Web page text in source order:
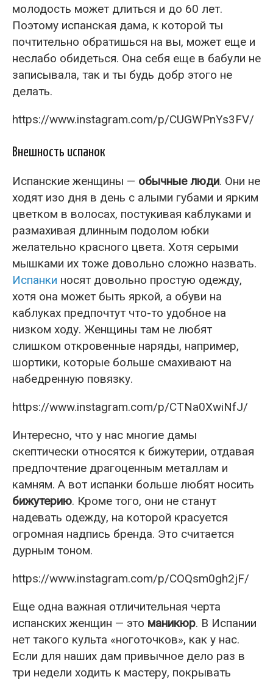
молодость может длиться и до 60 лет.
Поэтому испанская дама, к которой ты
почтительно обратишься на вы, может еще и
неслабо обидеться. Она себя еще в бабули не
записывала, так и ты будь добр этого не
делать.
https://www.instagram.com/p/CUGWPnYs3FV/
Внешность испанок
Испанские женщины — обычные люди. Они не
ходят изо дня в день с алыми губами и ярким
цветком в волосах, постукивая каблуками и
размахивая длинным подолом юбки
желательно красного цвета. Хотя серыми
мышками их тоже довольно сложно назвать.
Испанки носят довольно простую одежду,
хотя она может быть яркой, а обуви на
каблуках предпочтут что-то удобное на
низком ходу. Женщины там не любят
слишком откровенные наряды, например,
шортики, которые больше смахивают на
набедренную повязку.
https://www.instagram.com/p/CTNa0XwiNfJ/
Интересно, что у нас многие дамы
скептически относятся к бижутерии, отдавая
предпочтение драгоценным металлам и
камням. А вот испанки больше любят носить
бижутерию. Кроме того, они не станут
надевать одежду, на которой красуется
огромная надпись бренда. Это считается
дурным тоном.
https://www.instagram.com/p/COQsm0gh2jF/
Еще одна важная отличительная черта
испанских женщин — это маникюр. В Испании
нет такого культа «ноготочков», как у нас.
Если для наших дам привычное дело раз в
три недели ходить к мастеру, покрывать